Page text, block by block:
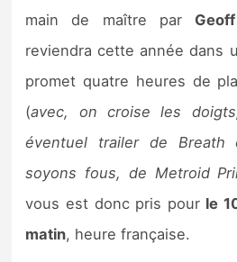
Autres tests
Previews
Précommandes
Précommandes jeux
Sorties de jeux
main de maître par
reviendra cette année dans
promet quatre heures de
(avec, on croise les
éventuel trailer de
soyons fous, de Metroid
vous est donc pris pour le
matin, heure française.